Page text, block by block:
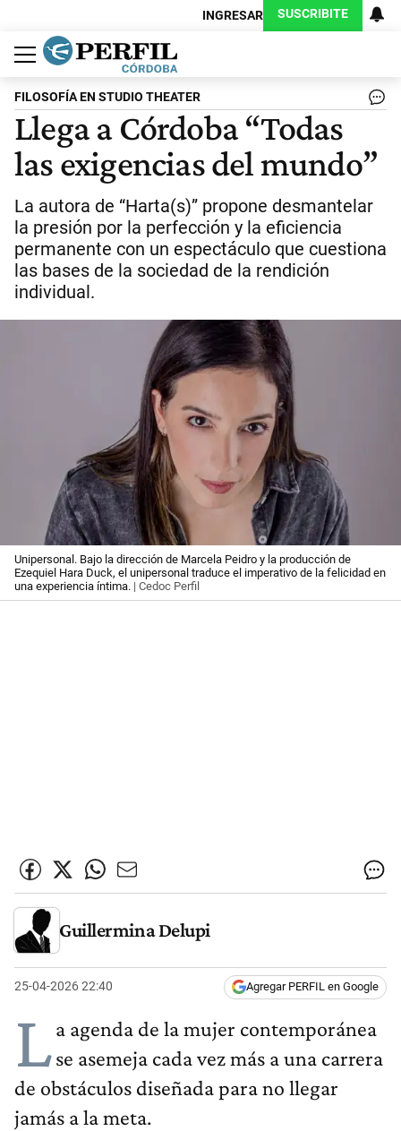
INGRESAR SUSCRIBITE
Política
Economía
Judiciales
Sociedad
Cultura
Espectáculos
Deportes
Protagonistas
FILOSOFÍA EN STUDIO THEATER
Llega a Córdoba “Todas
las exigencias del mundo”
La autora de “Harta(s)” propone desmantelar
la presión por la perfección y la eficiencia
permanente con un espectáculo que cuestiona
las bases de la sociedad de la rendición
individual.
Unipersonal. Bajo la dirección de Marcela Peidro y la producción de
Ezequiel Hara Duck, el unipersonal traduce el imperativo de la felicidad en
una experiencia íntima. | Cedoc Perfil
Guillermina Delupi
25-04-2026 22:40 Agregar PERFIL en Google
La agenda de la mujer contemporánea
se asemeja cada vez más a una carrera
de obstáculos diseñada para no llegar
jamás a la meta.